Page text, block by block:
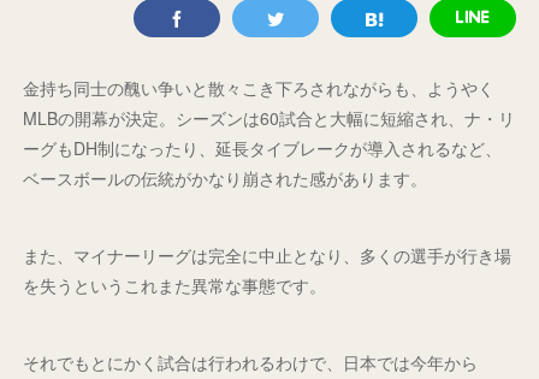
金持ち同士の醜い争いと散々こき下ろされながらも、ようやく
MLBの開幕が決定。シーズンは60試合と大幅に短縮され、ナ・リ
ーグもDH制になったり、延長タイブレークが導入されるなど、
ベースボールの伝統がかなり崩された感があります。
また、マイナーリーグは完全に中止となり、多くの選手が行き場
を失うというこれまた異常な事態です。
それでもとにかく試合は行われるわけで、日本では今年から